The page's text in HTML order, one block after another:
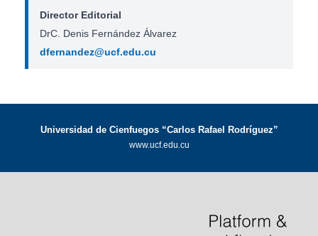
Director Editorial
DrC. Denis Fernández Álvarez
dfernandez@ucf.edu.cu
Universidad de Cienfuegos “Carlos Rafael Rodríguez”
www.ucf.edu.cu